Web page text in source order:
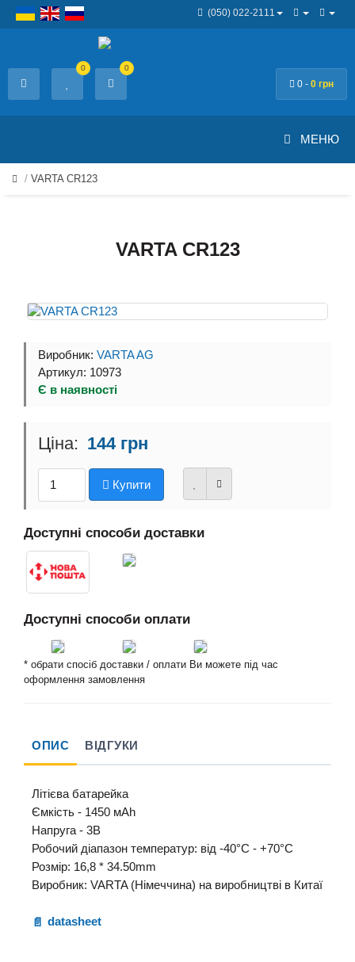
(050) 022-2111
0 - 0 грн
0 0
МЕНЮ
VARTA CR123
VARTA CR123
Виробник: VARTA AG
Артикул: 10973
Є в наявності
144 грн
Купити
Доступні способи доставки
Доступні способи оплати
* обрати спосіб доставки / оплати Ви можете під час
оформлення замовлення
ОПИС ВІДГУКИ
Літієва батарейка
Ємкість - 1450 мАh
Напруга - 3В
Робочий діапазон температур: від -40°С - +70°С
Розмір: 16,8 * 34.50mm
Виробник: VARTA (Німеччина) на виробництві в Китаї
datasheet